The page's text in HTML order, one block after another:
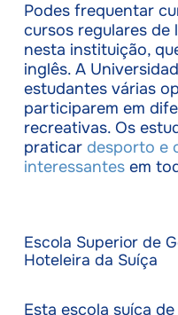
Podes frequentar
cursos regulares de
nesta instituição,
inglês. A
estudantes várias
participarem em
recreativas. Os
praticar desporto e
interessantesem
Escola Superior de
Hoteleira da Suíça
Esta escola suíça